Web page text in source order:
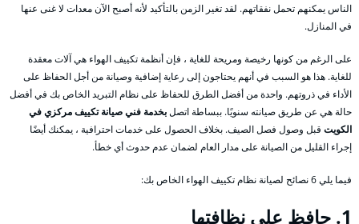
الناس يمكنهم تحمل نفقاتهم. لقد تغير الزمن بالتأكيد لأنه أصبح الآن معدات لا غنى عنها
في المنازل.
على الرغم من كونها رخيصة ومريحة للغاية ، فإن أنظمة تكييف الهواء هي آلات معقدة
للغاية. هذا هو السبب في أنهم يحتاجون إلى رعاية إضافية وصيانة من أجل الحفاظ على
الأداء في ذروتهم. واحدة من أفضل الطرق للحفاظ على نظام التبريد الخاص بك في أفضل
حالة هي عن طريق صيانته سنويًا. ببساطة اتصلبخدمة فني صيانة تكييف مركزي في
الكويت قبل وصول فصل الصيف. بخلاف الحصول على خدمات احترافية ، يمكنك أيضًا
إجراء القليل من الصيانة على مدار العام لضمان عدم حدوث أي خطأ.
فيما يلي 6 نصائح لصيانة نظام تكييف الهواء الخاص بك:
1. حافظ على نظافتها